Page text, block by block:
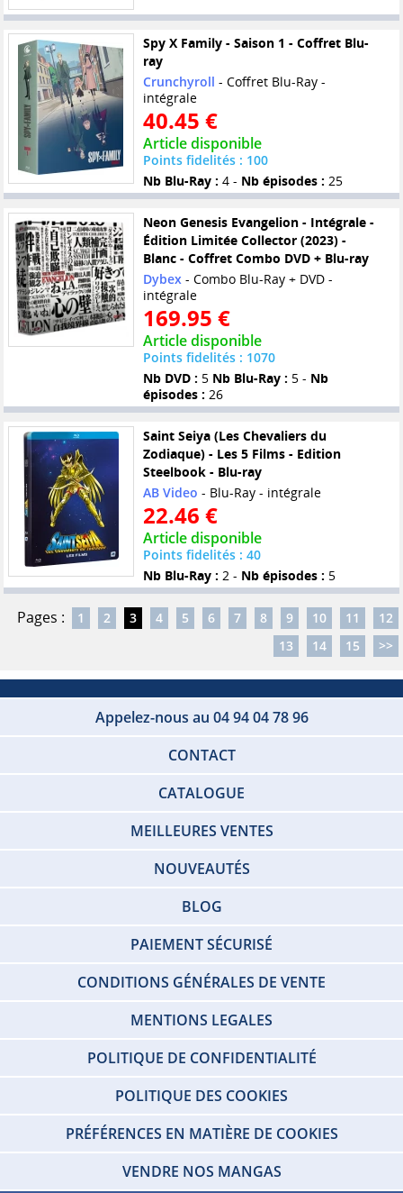
Spy X Family - Saison 1 - Coffret Blu-
ray
Crunchyroll - Coffret Blu-Ray -
intégrale
40.45 €
Article disponible
Points fidelités : 100
Nb Blu-Ray : 4 - Nb épisodes : 25
Neon Genesis Evangelion - Intégrale -
Édition Limitée Collector (2023) -
Blanc - Coffret Combo DVD + Blu-ray
Dybex- Combo Blu-Ray + DVD -
intégrale
169.95 €
Article disponible
Points fidelités : 1070
Nb DVD : 5 Nb Blu-Ray : 5 - Nb
épisodes : 26
Saint Seiya (Les Chevaliers du
Zodiaque) - Les 5 Films - Edition
Steelbook - Blu-ray
AB Video - Blu-Ray - intégrale
22.46 €
Article disponible
Points fidelités : 40
Nb Blu-Ray : 2 - Nb épisodes : 5
Pages : 1 2 3 4 5 6 7 8 9 10 11
12
13
14 15 >>
Appelez-nous au 04 94 04 78 96
CONTACT
CATALOGUE
MEILLEURES VENTES
NOUVEAUTÉS
BLOG
PAIEMENT SÉCURISÉ
CONDITIONS GÉNÉRALES DE VENTE
MENTIONS LEGALES
POLITIQUE DE CONFIDENTIALITÉ
POLITIQUE DES COOKIES
PRÉFÉRENCES EN MATIÈRE DE COOKIES
VENDRE NOS MANGAS